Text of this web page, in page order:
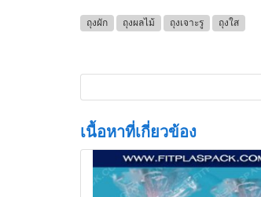
ถุงผัก ถุงผลไม้ ถุงเจาะรู ถุงใส
เนื้อหาที่เกี่ยวข้อง